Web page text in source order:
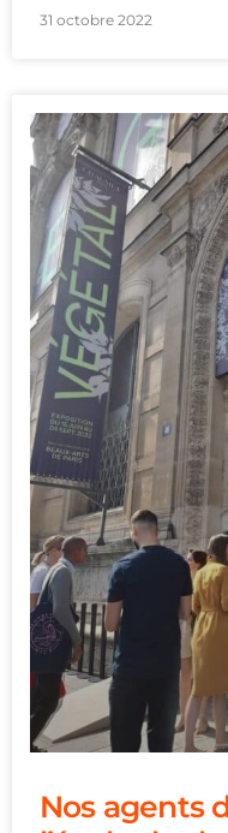
31 octobre 2022
Nos agents